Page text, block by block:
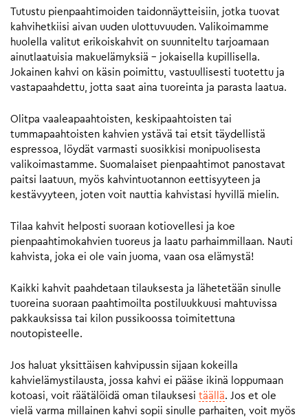
Tutustu pienpaahtimoiden taidonnäytteisiin, jotka tuovat
kahvihetkiisi aivan uuden ulottuvuuden. Valikoimamme
huolella valitut erikoiskahvit on suunniteltu tarjoamaan
ainutlaatuisia makuelämyksiä – jokaisella kupillisella.
Jokainen kahvi on käsin poimittu, vastuullisesti tuotettu ja
vastapaahdettu, jotta saat aina tuoreinta ja parasta laatua.
Olitpa vaaleapaahtoisten, keskipaahtoisten tai
tummapaahtoisten kahvien ystävä tai etsit täydellistä
espressoa, löydät varmasti suosikkisi monipuolisesta
valikoimastamme. Suomalaiset pienpaahtimot panostavat
paitsi laatuun, myös kahvintuotannon eettisyyteen ja
kestävyyteen, joten voit nauttia kahvistasi hyvillä mielin.
Tilaa kahvit helposti suoraan kotiovellesi ja koe
pienpaahtimokahvien tuoreus ja laatu parhaimmillaan. Nauti
kahvista, joka ei ole vain juoma, vaan osa elämystä!
Kaikki kahvit paahdetaan tilauksesta ja lähetetään sinulle
tuoreina suoraan paahtimoilta postiluukkuusi mahtuvissa
pakkauksissa tai kilon pussikoossa toimitettuna
noutopisteelle.
Jos haluat yksittäisen kahvipussin sijaan kokeilla
kahvielämystilausta, jossa kahvi ei pääse ikinä loppumaan
kotoasi, voit räätälöidä oman tilauksesi täällä. Jos et ole
vielä varma millainen kahvi sopii sinulle parhaiten, voit myös